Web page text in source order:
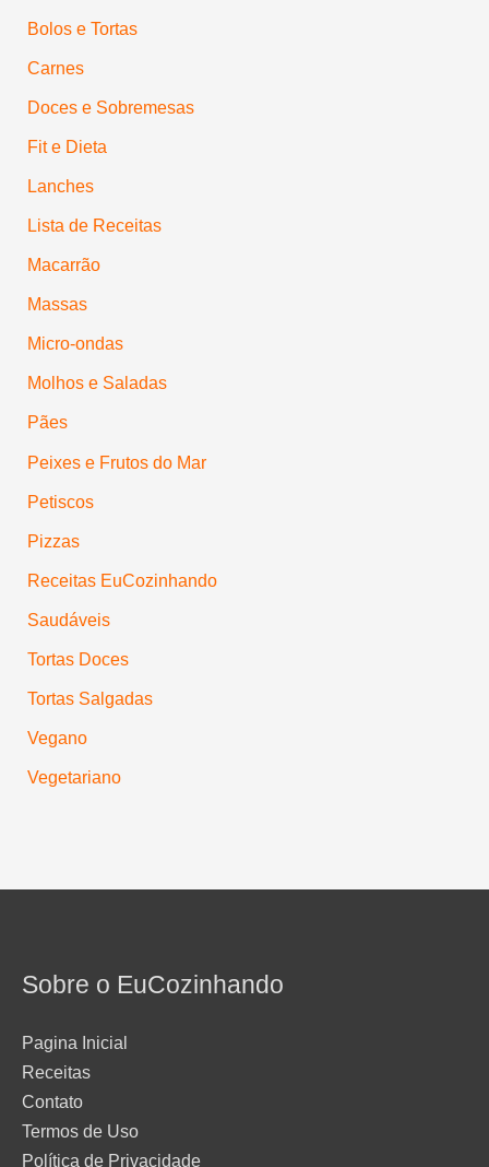
Bolos e Tortas
Carnes
Doces e Sobremesas
Fit e Dieta
Lanches
Lista de Receitas
Macarrão
Massas
Micro-ondas
Molhos e Saladas
Pães
Peixes e Frutos do Mar
Petiscos
Pizzas
Receitas EuCozinhando
Saudáveis
Tortas Doces
Tortas Salgadas
Vegano
Vegetariano
Sobre o EuCozinhando
Pagina Inicial
Receitas
Contato
Termos de Uso
Política de Privacidade